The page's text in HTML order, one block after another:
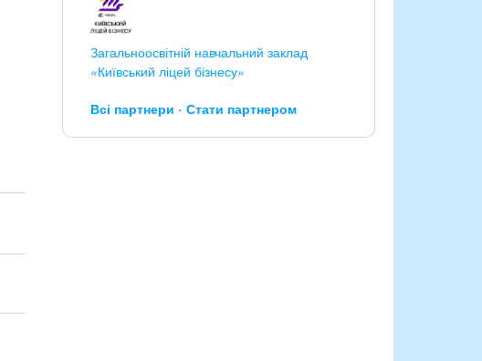
Загальноосвітній навчальний заклад
«Київський ліцей бізнесу»
Всі партнери Стати партнером